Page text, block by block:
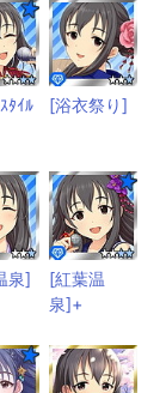
ﾀｲﾙ
[浴衣祭り]
泉]
[紅葉温
泉]+